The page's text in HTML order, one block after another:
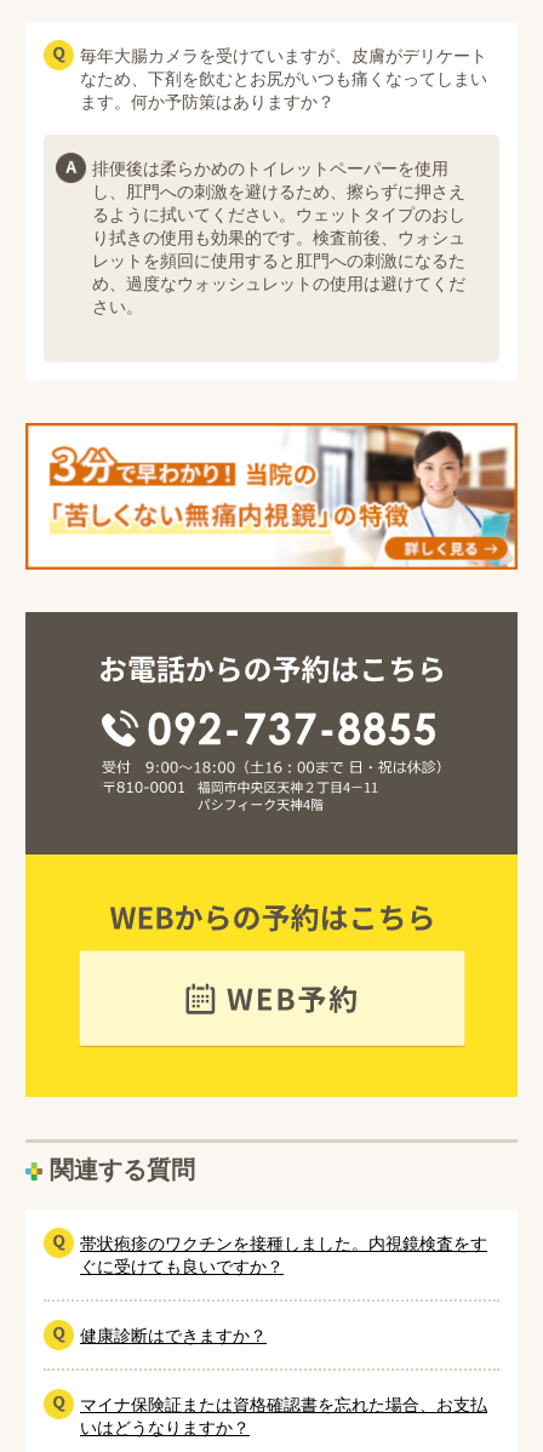
毎年大腸カメラを受けていますが、皮膚がデリケート
なため、下剤を飲むとお尻がいつも痛くなってしまい
ます。何か予防策はありますか？
排便後は柔らかめのトイレットペーパーを使用
し、肛門への刺激を避けるため、擦らずに押さえ
るように拭いてください。ウェットタイプのおし
り拭きの使用も効果的です。検査前後、ウォシュ
レットを頻回に使用すると肛門への刺激になるた
め、過度なウォッシュレットの使用は避けてくだ
さい。
関連する質問
帯状疱疹のワクチンを接種しました。内視鏡検査をす
ぐに受けても良いですか？
健康診断はできますか？
マイナ保険証または資格確認書を忘れた場合、お支払
いはどうなりますか？